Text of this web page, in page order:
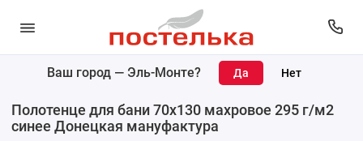
Ваш город — Эль-Монте?
Полотенце для бани 70х130 махровое 295 г/м2
синее Донецкая мануфактура